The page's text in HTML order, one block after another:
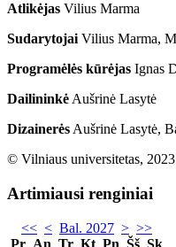
Atlikėjas Vilius Marma
Sudarytojai Vilius Marma,
Programėlės kūrėjas Ignas
Dailininkė Aušrinė Lasytė
Dizainerės Aušrinė Lasytė,
© Vilniaus universitetas, 2023
Artimiausi renginiai
<< < Bal. 2027 > >>
Pr An Tr Kt Pn Šš Sk